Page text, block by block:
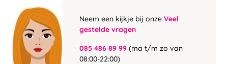
Neem een kijkje bij onze Veel
gestelde vragen
085 486 89 99 (ma t/m zo van
08:00-22:00)